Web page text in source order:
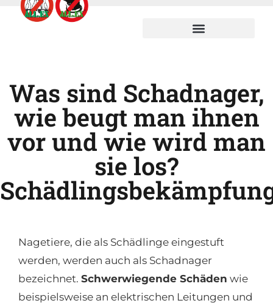
Was sind Schadnager,
wie beugt man ihnen
vor und wie wird man
sie los?
Nagetiere, die als Schädlinge eingestuft
werden, werden auch als Schadnager
bezeichnet. Schwerwiegende Schäden wie
beispielsweise an elektrischen Leitungen und